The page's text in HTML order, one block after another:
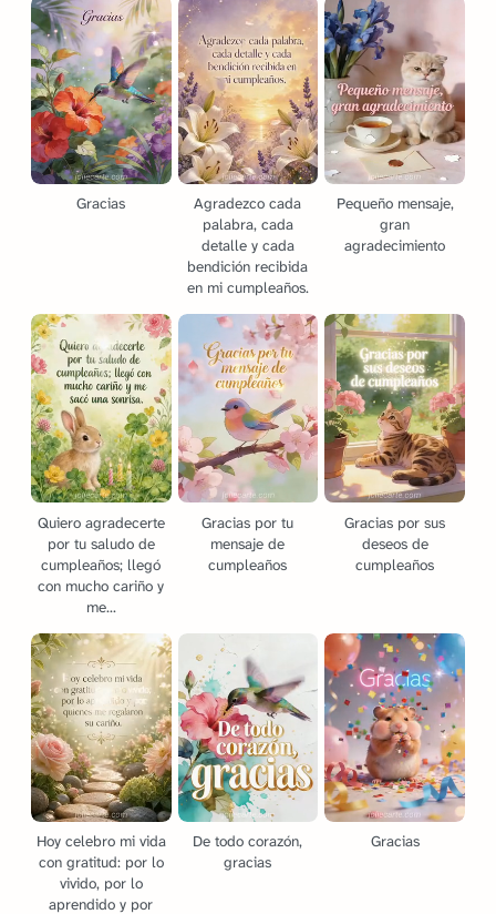
Gracias
Agradezco cada
palabra, cada
detalle y cada
bendición recibida
en mi cumpleaños.
Pequeño mensaje,
gran
agradecimiento
Quiero agradecerte
por tu saludo de
cumpleaños; llegó
con mucho cariño y
me...
Gracias por tu
mensaje de
cumpleaños
Gracias por sus
deseos de
cumpleaños
Hoy celebro mi vida
con gratitud: por lo
vivido, por lo
aprendido y por
De todo corazón,
gracias
Gracias